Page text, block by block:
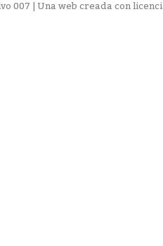
007 | Una web creada con